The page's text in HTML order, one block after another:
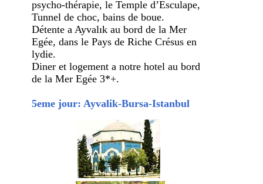
psycho-thérapie, le Temple d’Esculape,
Tunnel de choc, bains de boue.
Détente a Ayvalık au bord de la Mer
Egée, dans le Pays de Riche Crésus en
lydie.
Diner et logement a notre hotel au bord
de la Mer Egée 3*+.
5eme jour: Ayvalik-Bursa-Istanbul